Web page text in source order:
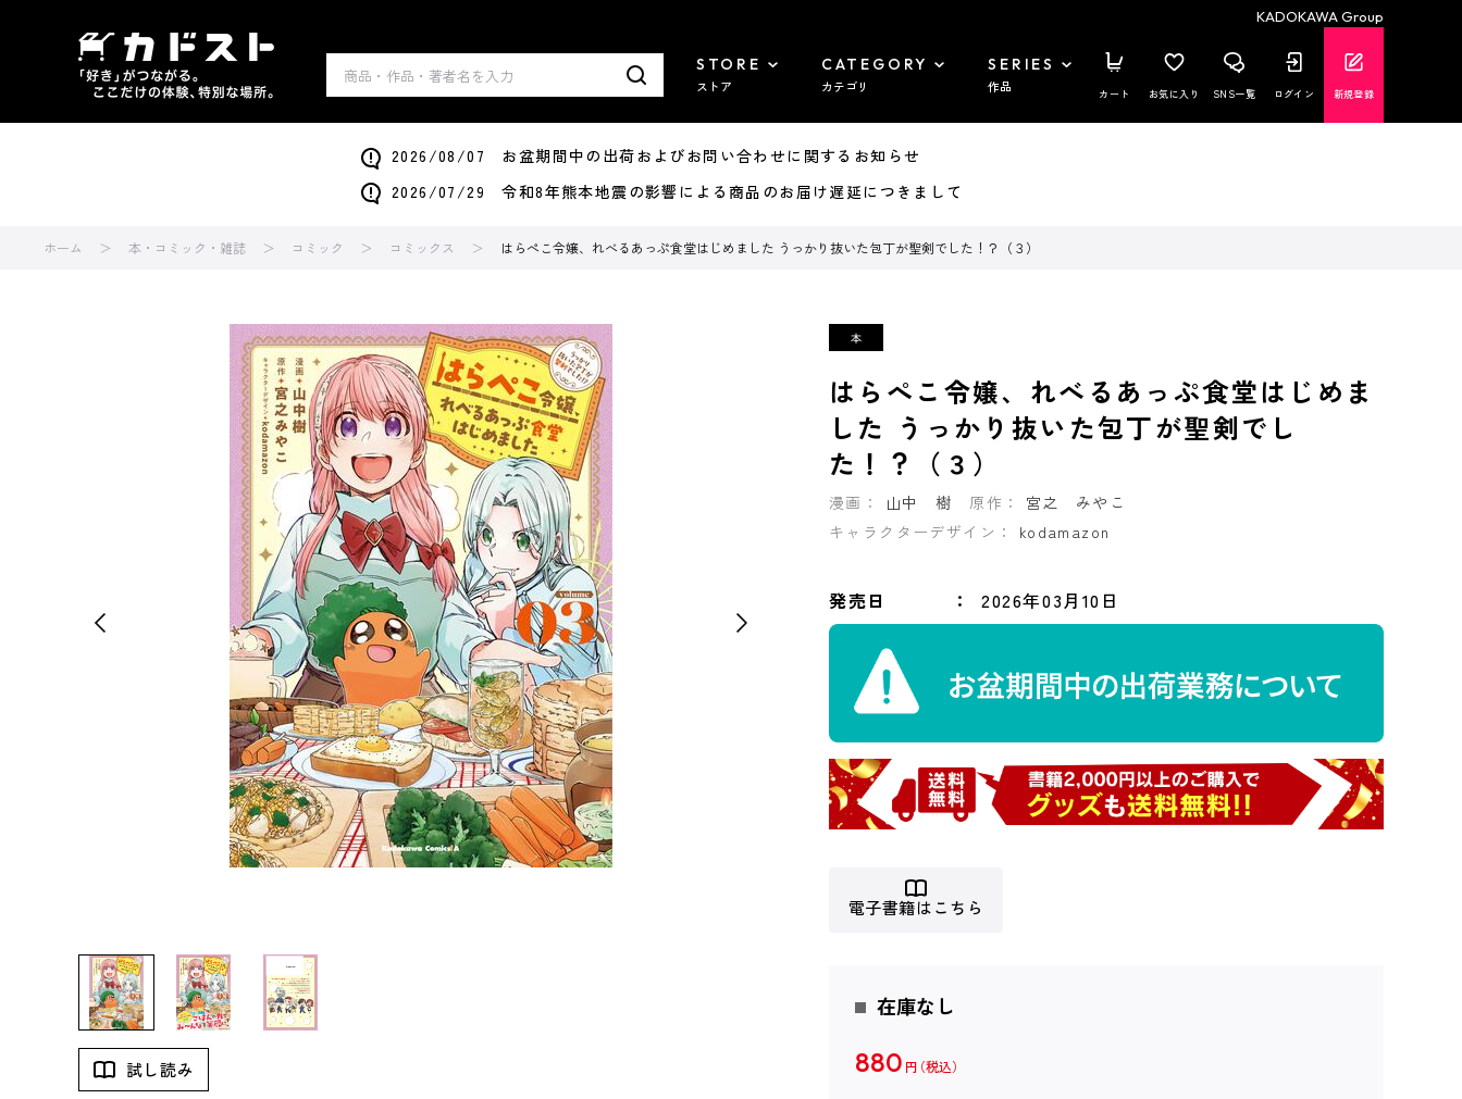
KADOKAWA Group
STORE
ストア
CATEGORY
カテゴリ
SERIES
作品 カート お気に入り SNS一覧 ログイン 新規登録
2026/08/07 お盆期間中の出荷およびお問い合わせに関するお知らせ
2026/07/29 令和8年熊本地震の影響による商品のお届け遅延につきまして
ホーム 本・コミック・雑誌 コミック コミックス はらぺこ令嬢、れべるあっぷ食堂はじめました うっかり抜いた包丁が聖剣でした！？（３）
試し読み
はらぺこ令嬢、れべるあっぷ食堂はじめま
した うっかり抜いた包丁が聖剣でし
た！？（３）
漫画： 山中 樹 原作：
宮之 みやこ
キャラクターデザイン：
kodamazon
発売日 2026年03月10日
電子書籍はこちら
在庫なし
880 円